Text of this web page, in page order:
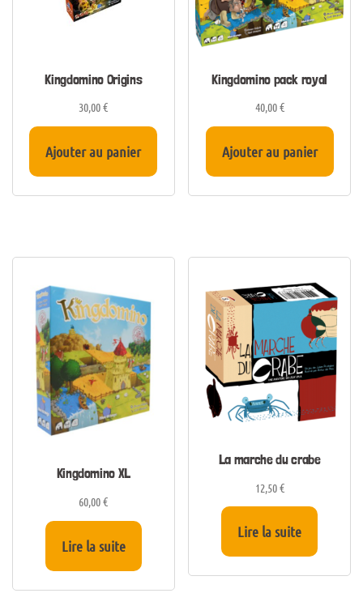
Kingdomino Origins
30,00€
Ajouter au panier
Kingdomino pack royal
40,00€
Ajouter au panier
Kingdomino XL
60,00€
Lire la suite
La marche du crabe
12,50€
Lire la suite